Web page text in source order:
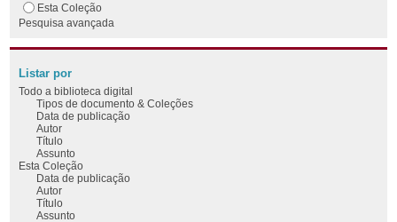
Esta Coleção
Pesquisa avançada
Listar por
Todo a biblioteca digital
Tipos de documento & Coleções
Data de publicação
Autor
Título
Assunto
Esta Coleção
Data de publicação
Autor
Título
Assunto